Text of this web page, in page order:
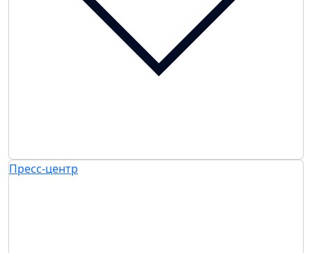
Пресс-центр